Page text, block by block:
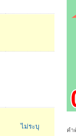
ไม่ระบุ คำ